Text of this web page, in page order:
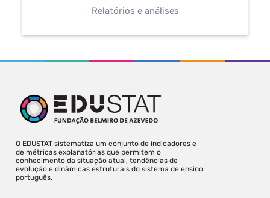
Relatórios e análises
O EDUSTAT sistematiza um conjunto de indicadores e
de métricas explanatórias que permitem o
conhecimento da situação atual, tendências de
evolução e dinâmicas estruturais do sistema de ensino
português.